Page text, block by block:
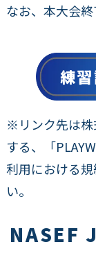
なお、本大会終
練
※リンク先は
する、「
利用における
い。
NASEF